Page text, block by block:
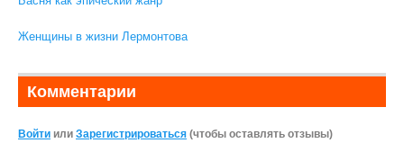
Женщины в жизни Лермонтова
Комментарии
Войти или Зарегистрироваться (чтобы оставлять отзывы)